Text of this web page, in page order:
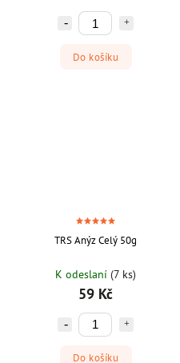
Do košíku
TRS Anýz Celý 50g
K odeslaní (7 ks)
59 Kč
Do košíku